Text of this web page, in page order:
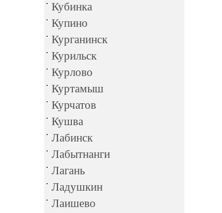
Кубинка
Купино
Курганинск
Курильск
Курлово
Куртамыш
Курчатов
Кушва
Лабинск
Лабытнанги
Лагань
Ладушкин
Лаишево